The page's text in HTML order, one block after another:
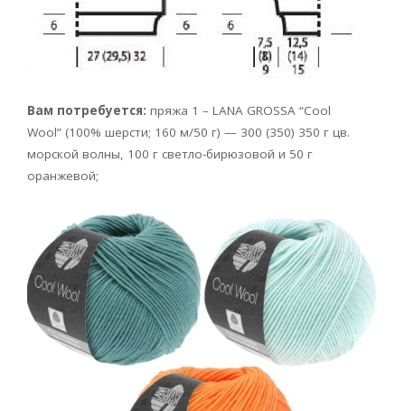
Вам потребуется: пряжа 1 – LANA GROSSA “Cool
Wool” (100% шерсти; 160 м/50 г) — 300 (350) 350 г цв.
морской волны, 100 г светло-бирюзовой и 50 г
оранжевой;